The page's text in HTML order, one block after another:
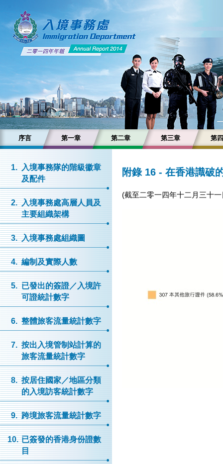
序言 第一章 第二章 第三章 第
1. 入境事務隊的階級徽章
及配件
2. 入境事務處高層人員及
主要組織架構
3. 入境事務處組織圖
4. 編制及實際人數
5. 已發出的簽證／入境許
可證統計數字
6. 整體旅客流量統計數字
7. 按出入境管制站計算的
旅客流量統計數字
8. 按居住國家／地區分類
的入境訪客統計數字
9. 跨境旅客流量統計數字
10. 已簽發的香港身份證數
目
附錄 16 - 在香港識破
(截至二零一四年十二月三十一